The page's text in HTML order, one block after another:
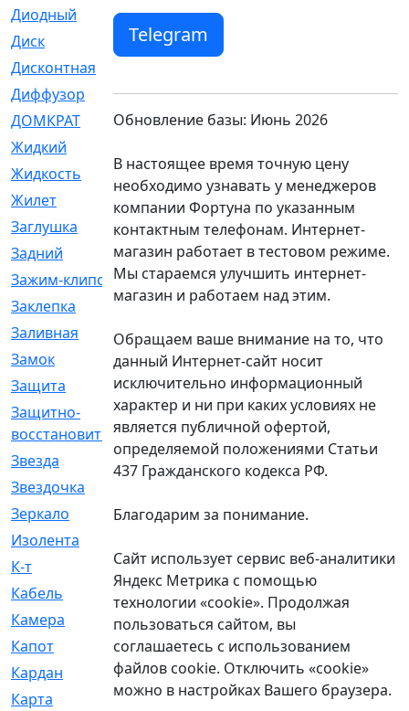
Диодный
[3]
Диск
[418]
Дисконтная
Диффузор
[1]
ДОМКРАТ
[1]
Жидкий
Жидкость
[80]
Жилет
[1]
Заглушка
[21]
Задний
[528]
Зажим-клипса
[1]
Заклепка
[1]
Заливная
[4]
Замок
[12]
Защита
[79]
Защитно-
восстановительный
[4]
Звезда
[1]
Звездочка
Зеркало
[369]
Изолента
К-т
[13]
Кабель
Камера
[4]
Капот
[144]
Кардан
[131]
Карта
[2]
Telegram
Обновление базы: Июнь 2026
В настоящее время точную цену
необходимо узнавать у менеджеров
компании Фортуна по указанным
контактным телефонам. Интернет-
магазин работает в тестовом режиме.
Мы стараемся улучшить интернет-
магазин и работаем над этим.
Обращаем ваше внимание на то, что
данный Интернет-сайт носит
исключительно информационный
характер и ни при каких условиях не
является публичной офертой,
определяемой положениями Статьи
437 Гражданского кодекса РФ.
Благодарим за понимание.
Сайт использует сервис веб-аналитики
Яндекс Метрика с помощью
технологии «cookie». Продолжая
пользоваться сайтом, вы
соглашаетесь с использованием
файлов cookie. Отключить «cookie»
можно в настройках Вашего браузера.